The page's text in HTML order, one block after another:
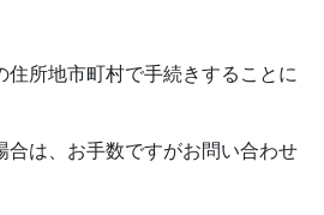
住所地市町村で手続きすることに
合は、お手数ですがお問い合わせ